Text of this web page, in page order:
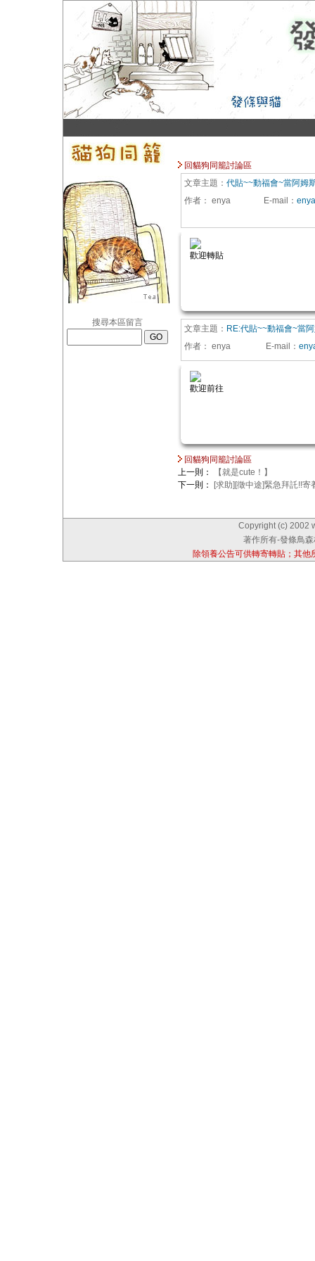
搜尋本區留言
回貓狗同籠討論區
文章主題： 代貼~~動福會~當阿姆
作者： enya E-mail ：
歡迎轉貼
文章主題： RE:代貼~~動福會~當
作者： enya E-mail ：
歡迎前往
回貓狗同籠討論區
上一則：
【就是cute！】
下一則：
[求助][徵中途]緊急拜託!!
Copyright (c) 2002
著作所有-發條鳥
除領養公告可供轉寄轉貼；其